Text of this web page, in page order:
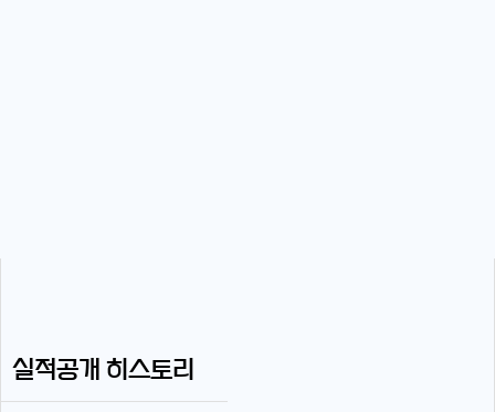
실적공개 히스토리